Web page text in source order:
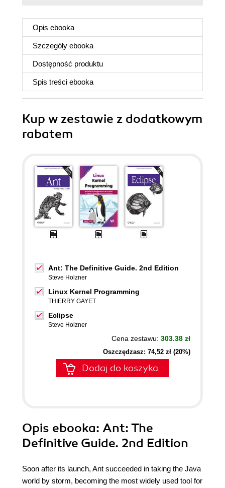
Opis ebooka
Szczegóły ebooka
Dostępność produktu
Spis treści ebooka
Kup w zestawie z dodatkowym
rabatem
Ant: The Definitive Guide. 2nd Edition
Steve Holzner
Linux Kernel Programming
THIERRY GAYET
Eclipse
Steve Holzner
Cena zestawu: 303.38 zł
Oszczędzasz: 74,52 zł (20%)
Dodaj do koszyka
Opis ebooka: Ant: The
Definitive Guide. 2nd Edition
Soon after its launch, Ant succeeded in taking the Java
world by storm, becoming the most widely used tool for